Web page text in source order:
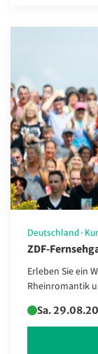
Deutschland ·
ZDF-
Erleben Sie ein
Rheinromantik
Sa.